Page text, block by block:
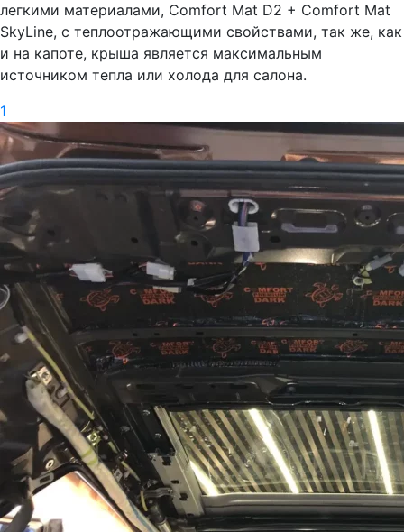
легкими материалами, Comfort Mat D2 + Comfort Mat
SkyLine, с теплоотражающими свойствами, так же, как
и на капоте, крыша является максимальным
источником тепла или холода для салона.
1